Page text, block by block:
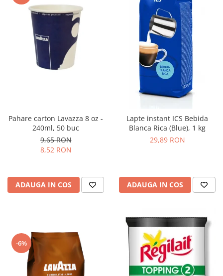
Pahare carton Lavazza 8 oz -
240ml, 50 buc
9,65 RON
8,52 RON
ADAUGA IN COS
Lapte instant ICS Bebida
Blanca Rica (Blue), 1 kg
29,89 RON
ADAUGA IN COS
-6%